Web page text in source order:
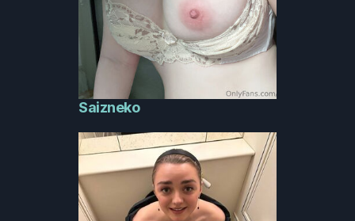
Saizneko